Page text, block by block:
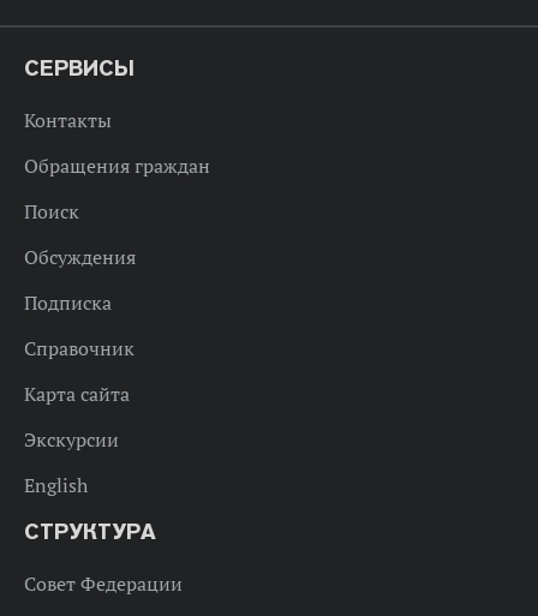
СЕРВИСЫ
Контакты
Обращения граждан
Поиск
Обсуждения
Подписка
Справочник
Карта сайта
Экскурсии
English
СТРУКТУРА
Совет Федерации